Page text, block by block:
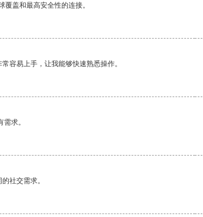
盖和最高安全性的连接。
容易上手，让我能够快速熟悉操作。
求。
社交需求。